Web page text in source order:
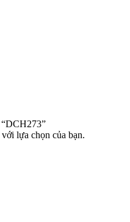
lựa chọn của bạn.